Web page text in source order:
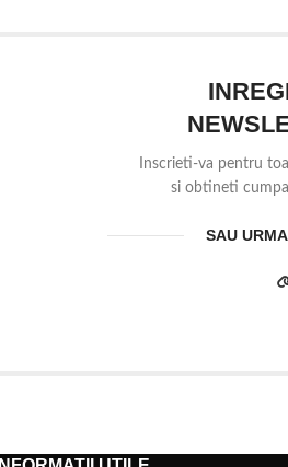
Inscrieti-va pentru
si obtineti
SAU